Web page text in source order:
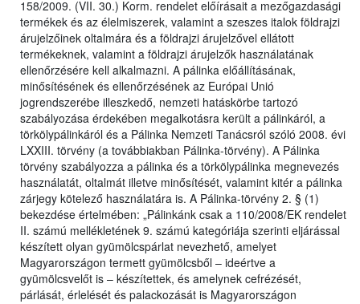
158/2009. (VII. 30.) Korm. rendelet előírásait a mezőgazdasági
termékek és az élelmiszerek, valamint a szeszes italok földrajzi
árujelzőinek oltalmára és a földrajzi árujelzővel ellátott
termékeknek, valamint a földrajzi árujelzők használatának
ellenőrzésére kell alkalmazni. A pálinka előállításának,
minősítésének és ellenőrzésének az Európai Unió
jogrendszerébe illeszkedő, nemzeti hatáskörbe tartozó
szabályozása érdekében megalkotásra került a pálinkáról, a
törkölypálinkáról és a Pálinka Nemzeti Tanácsról szóló 2008. évi
LXXIII. törvény (a továbbiakban Pálinka-törvény). A Pálinka
törvény szabályozza a pálinka és a törkölypálinka megnevezés
használatát, oltalmát illetve minősítését, valamint kitér a pálinka
zárjegy kötelező használatára is. A Pálinka-törvény 2. § (1)
bekezdése értelmében: „Pálinkánk csak a 110/2008/EK rendelet
II. számú mellékletének 9. számú kategóriája szerinti eljárással
készített olyan gyümölcspárlat nevezhető, amelyet
Magyarországon termett gyümölcsből – ideértve a
gyümölcsvelőt is – készítettek, és amelynek cefrézését,
párlását, érlelését és palackozását is Magyarországon